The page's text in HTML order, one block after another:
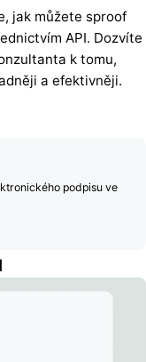
jak můžete sproof
API. Dozvíte
k tomu,
a efektivněji.
podpisu ve